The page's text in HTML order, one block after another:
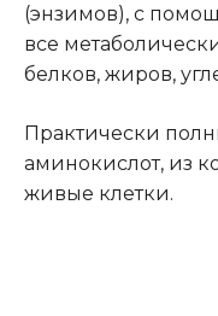
(энзимов), с
все
белков, жиров,
Практически
аминокислот, из
живые клетки.